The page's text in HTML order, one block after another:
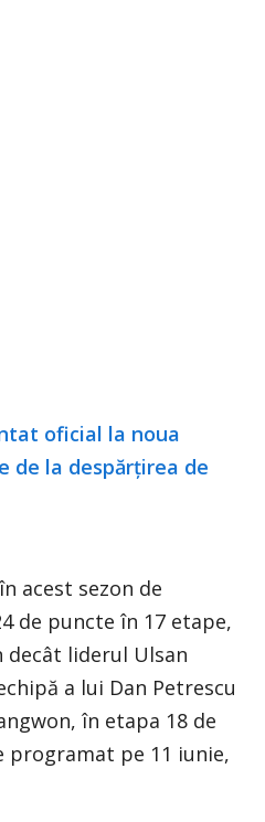
acest sezon de
de puncte în 17 etape,
decât liderul Ulsan
a lui Dan Petrescu
în etapa 18 de
programat pe 11 iunie,